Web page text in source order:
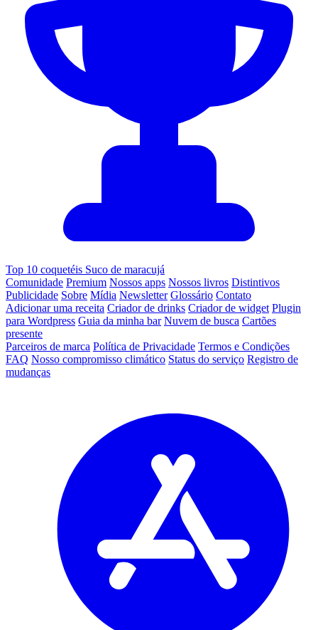
Top 10 coquetéis Suco de maracujá
Comunidade Premium Nossos apps Nossos livros Distintivos
Publicidade Sobre Mídia Newsletter Glossário Contato
Adicionar uma receita Criador de drinks Criador de widget Plugin
para Wordpress Guia da minha bar Nuvem de busca Cartões
presente
Parceiros de marca Política de Privacidade Termos e Condições
FAQ Nosso compromisso climático Status do serviço Registro de
mudanças